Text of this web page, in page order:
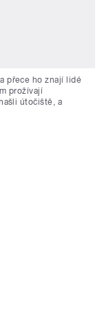
přece ho znají lidé
prožívají
útočiště, a